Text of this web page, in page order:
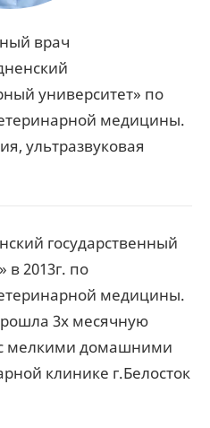
врач
университет» по
медицины.
ультразвуковая
государственный
в 2013г. по
медицины.
3х месячную
мелкими домашними
клинике г.Белосток